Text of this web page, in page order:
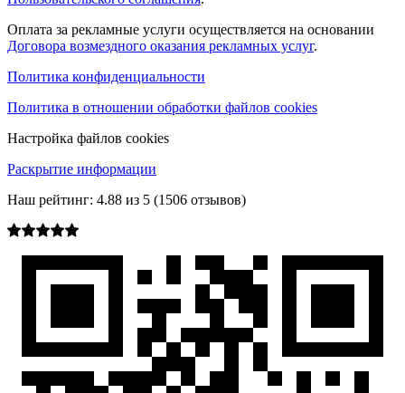
Оплата за рекламные услуги осуществляется на основании
Договора возмездного оказания рекламных услуг.
Политика конфиденциальности
Политика в отношении обработки файлов cookies
Настройка файлов cookies
Раскрытие информации
Наш рейтинг: 4.88 из 5 (1506 отзывов)